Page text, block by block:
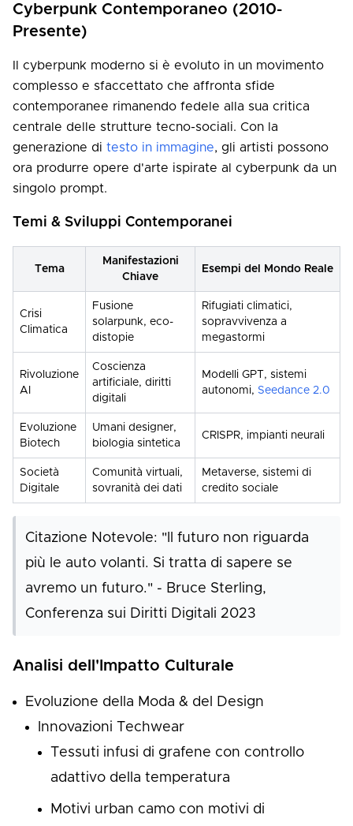
Cyberpunk Contemporaneo (2010-
Presente)
Il cyberpunk moderno si è evoluto in un movimento
complesso e sfaccettato che affronta sfide
contemporanee rimanendo fedele alla sua critica
centrale delle strutture tecno-sociali. Con la
generazione di testo in immagine, gli artisti possono
ora produrre opere d'arte ispirate al cyberpunk da un
singolo prompt.
Temi & Sviluppi Contemporanei
Tema
Manifestazioni
Chiave
Esempi del Mondo Reale
Crisi
Climatica
Fusione
solarpunk, eco-
distopie
Rifugiati climatici,
sopravvivenza a
megastormi
Rivoluzione
AI
Coscienza
artificiale, diritti
digitali
Modelli GPT, sistemi
autonomi, Seedance 2.0
Evoluzione
Biotech
Umani designer,
biologia sintetica
CRISPR, impianti neurali
Società
Digitale
Comunità virtuali,
sovranità dei dati
Metaverse, sistemi di
credito sociale
Citazione Notevole: "Il futuro non riguarda
più le auto volanti. Si tratta di sapere se
avremo un futuro." - Bruce Sterling,
Conferenza sui Diritti Digitali 2023
Analisi dell'Impatto Culturale
Evoluzione della Moda & del Design
Innovazioni Techwear
Tessuti infusi di grafene con controllo
adattivo della temperatura
Motivi urban camo con motivi di